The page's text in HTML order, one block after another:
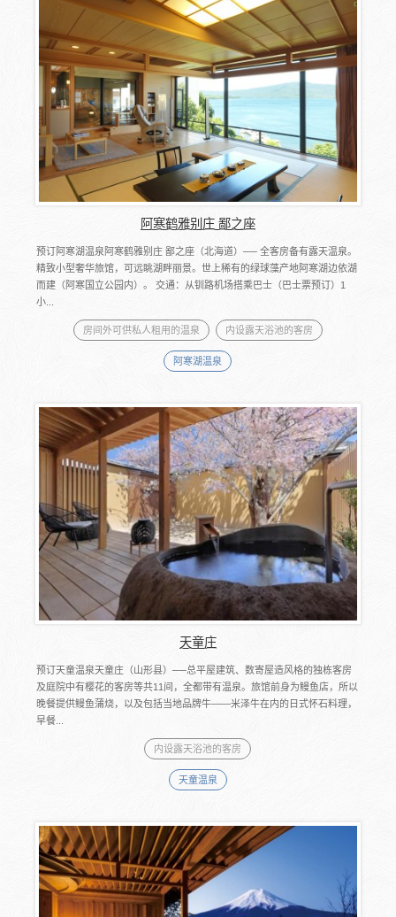
阿寒鹤雅别庄 鄙之座
预订阿寒湖温泉阿寒鹤雅别庄 鄙之座（北海道）── 全客房备有露天温泉。
精致小型奢华旅馆，可远眺湖畔丽景。世上稀有的绿球藻产地阿寒湖边依湖
而建（阿寒国立公园内）。 交通：从钏路机场搭乘巴士（巴士票预订）1
小...
房间外可供私人租用的温泉 内设露天浴池的客房
阿寒湖温泉
天童庄
预订天童温泉天童庄（山形县）──总平屋建筑、数寄屋造风格的独栋客房
及庭院中有樱花的客房等共11间，全都带有温泉。旅馆前身为鳗鱼店，所以
晚餐提供鳗鱼蒲烧，以及包括当地品牌牛——米泽牛在内的日式怀石料理，
早餐...
内设露天浴池的客房
天童温泉